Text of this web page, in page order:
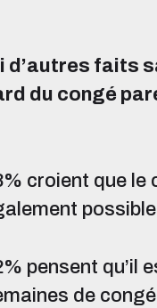
d’autres faits
du congé
croient que le
pensent qu’il
de